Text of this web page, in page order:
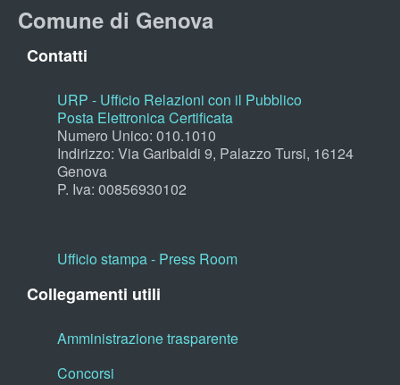
Comune di Genova
Contatti
URP - Ufficio Relazioni con il Pubblico
Posta Elettronica Certificata
Numero Unico: 010.1010
Indirizzo: Via Garibaldi 9, Palazzo Tursi, 16124
Genova
P. Iva: 00856930102
Ufficio stampa - Press Room
Collegamenti utili
Amministrazione trasparente
Concorsi